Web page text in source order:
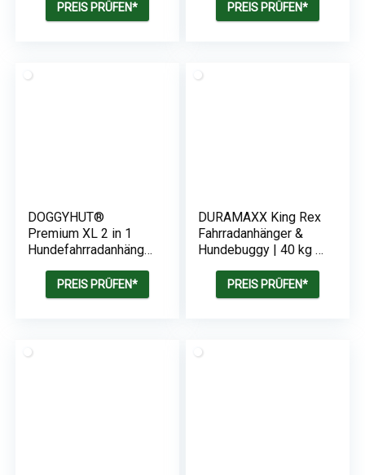
PREIS PRÜFEN* PREIS PRÜFEN*
DOGGYHUT®
Premium XL 2 in 1
Hundefahrradanhänge
(Grau)PREIS PRÜFEN*
DURAMAXX King Rex
Fahrradanhänger &
Hundebuggy | 40 kg |
FahrräderPREIS PRÜFEN*